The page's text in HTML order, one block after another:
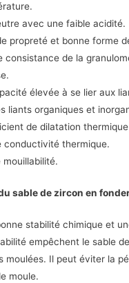
avec une faible acidité.
propreté et bonne forme
consistance de la
élevée à se lier aux
liants organiques et
de dilatation
conductivité thermique.
mouillabilité.
sable de zircon en
stabilité chimique et
empêchent le sable
moulées. Il peut éviter la
moule.